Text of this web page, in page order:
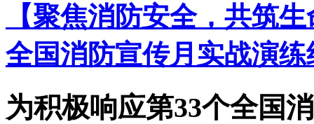
【聚焦消防安全，共筑
全国消防宣传月实战演练
为积极响应第33个全国